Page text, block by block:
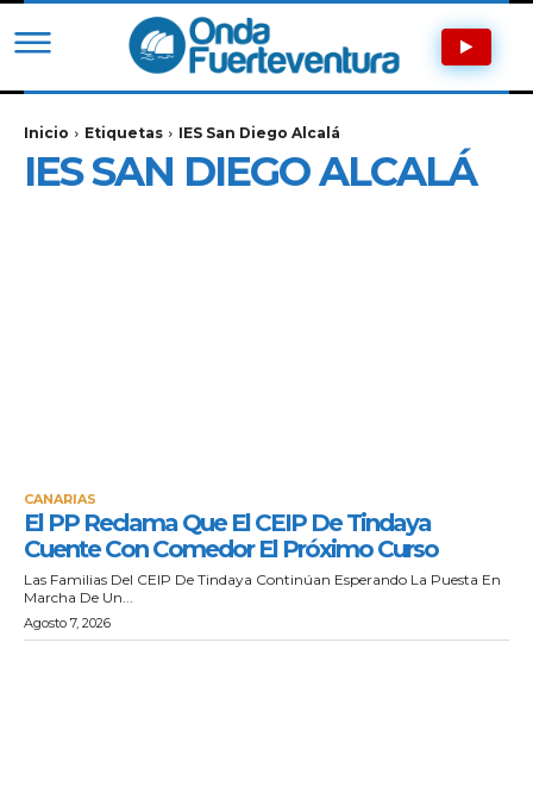
Inicio Etiquetas IES San Diego Alcalá
IES SAN DIEGO ALCALÁ
CANARIAS
El PP Reclama Que El CEIP De Tindaya
Cuente Con Comedor El Próximo Curso
Las Familias Del CEIP De Tindaya Continúan Esperando La Puesta En
Marcha De Un...
Agosto 7, 2026